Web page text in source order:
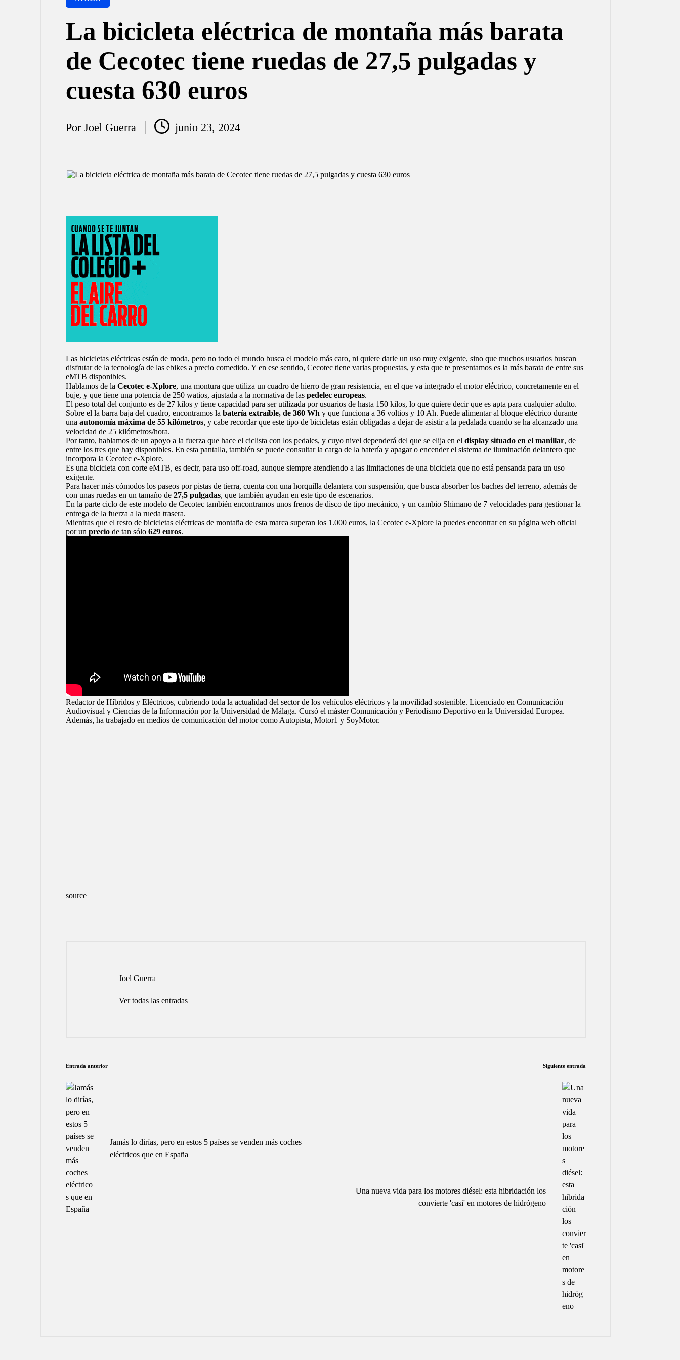
en
La bicicleta eléctrica de montaña más barata
de Cecotec tiene ruedas de 27,5 pulgadas y
cuesta 630 euros
Por Joel Guerra junio 23, 2024
Las bicicletas eléctricas están de moda, pero no todo el mundo busca el modelo más caro, ni quiere darle un uso muy exigente, sino que muchos usuarios buscan
disfrutar de la tecnología de las ebikes a precio comedido. Y en ese sentido, Cecotec tiene varias propuestas, y esta que te presentamos es la más barata de entre sus
eMTB disponibles.
Hablamos de la Cecotec e-Xplore, una montura que utiliza un cuadro de hierro de gran resistencia, en el que va integrado el motor eléctrico, concretamente en el
buje, y que tiene una potencia de 250 watios, ajustada a la normativa de las pedelec europeas.
El peso total del conjunto es de 27 kilos y tiene capacidad para ser utilizada por usuarios de hasta 150 kilos, lo que quiere decir que es apta para cualquier adulto.
Sobre el la barra baja del cuadro, encontramos la batería extraíble, de 360 Wh y que funciona a 36 voltios y 10 Ah. Puede alimentar al bloque eléctrico durante
una autonomía máxima de 55 kilómetros, y cabe recordar que este tipo de bicicletas están obligadas a dejar de asistir a la pedalada cuando se ha alcanzado una
velocidad de 25 kilómetros/hora.
Por tanto, hablamos de un apoyo a la fuerza que hace el ciclista con los pedales, y cuyo nivel dependerá del que se elija en el display situado en el manillar, de
entre los tres que hay disponibles. En esta pantalla, también se puede consultar la carga de la batería y apagar o encender el sistema de iluminación delantero que
incorpora la Cecotec e-Xplore.
Es una bicicleta con corte eMTB, es decir, para uso off-road, aunque siempre atendiendo a las limitaciones de una bicicleta que no está pensanda para un uso
exigente.
Para hacer más cómodos los paseos por pistas de tierra, cuenta con una horquilla delantera con suspensión, que busca absorber los baches del terreno, además de
con unas ruedas en un tamaño de27,5 pulgadas, que también ayudan en este tipo de escenarios.
En la parte ciclo de este modelo de Cecotec también encontramos unos frenos de disco de tipo mecánico, y un cambio Shimano de 7 velocidades para gestionar la
entrega de la fuerza a la rueda trasera.
Mientras que el resto de bicicletas eléctricas de montaña de esta marca superan los 1.000 euros, la Cecotec e-Xplore la puedes encontrar en su página web oficial
por un preciode tan sólo 629 euros.
Redactor de Híbridos y Eléctricos, cubriendo toda la actualidad del sector de los vehículos eléctricos y la movilidad sostenible. Licenciado en Comunicación
Audiovisual y Ciencias de la Información por la Universidad de Málaga. Cursó el máster Comunicación y Periodismo Deportivo en la Universidad Europea.
Además, ha trabajado en medios de comunicación del motor como Autopista, Motor1 y SoyMotor.
source
Joel Guerra
Ver todas las entradas
Navegación
de
entradas
Entrada anterior
Jamás lo dirías, pero en estos 5 países se venden más coches
eléctricos que en España
Siguiente entrada
Una nueva vida para los motores diésel: esta hibridación los
convierte 'casi' en motores de hidrógeno